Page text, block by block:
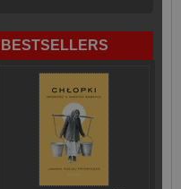
BESTSELLERS